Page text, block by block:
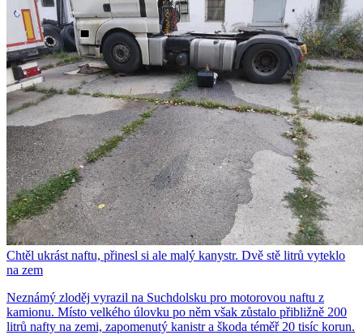
Chtěl ukrást naftu, přinesl si ale malý kanystr. Dvě stě litrů vyteklo
na zem
Neznámý zloděj vyrazil na Suchdolsku pro motorovou naftu z
kamionu. Místo velkého úlovku po něm však zůstalo přibližně 200
litrů nafty na zemi, zapomenutý kanistr a škoda téměř 20 tisíc korun.